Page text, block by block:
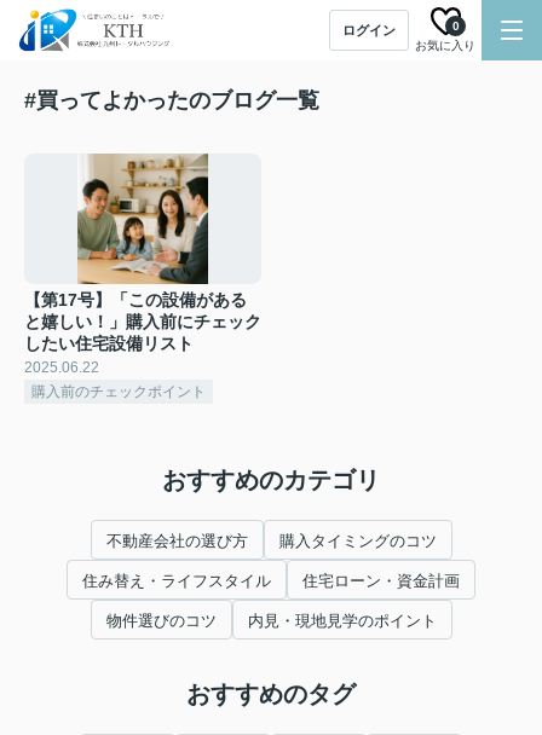
ログイン
お気に入り
0
#買ってよかったのブログ一覧
【第17号】「この設備がある
と嬉しい！」購入前にチェック
したい住宅設備リスト
2025.06.22
購入前のチェックポイント
おすすめのカテゴリ
不動産会社の選び方 購入タイミングのコツ
住み替え・ライフスタイル 住宅ローン・資金計画
物件選びのコツ 内見・現地見学のポイント
おすすめのタグ